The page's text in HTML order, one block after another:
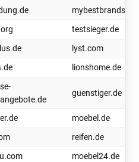
mybestbrands.de
testsieger.de
lyst.com
lionshome.de
guenstiger.de
moebel.de
reifen.de
moebel24.de